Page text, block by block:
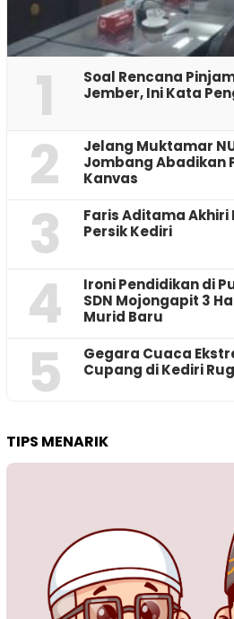
1
‎Soal Rencana
Jember, Ini Kata
2
Jelang Muktamar
Jombang Abadikan
Kanvas
3
Faris Aditama
Persik Kediri
4
Ironi Pendidikan di
SDN Mojongapit 3
Murid Baru
5
‎Gegara Cuaca
Cupang di Kediri
TIPS MENARIK